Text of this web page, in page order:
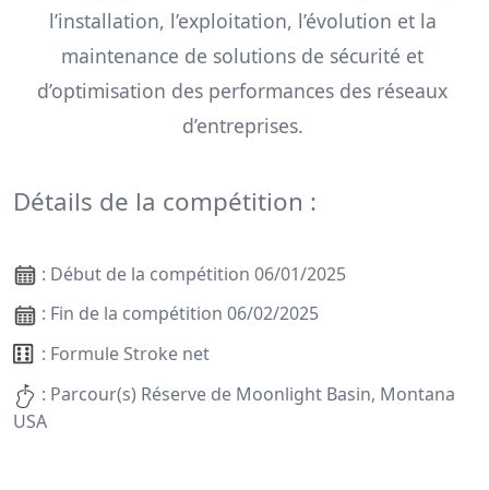
l’installation, l’exploitation, l’évolution et la
maintenance de solutions de sécurité et
d’optimisation des performances des réseaux
d’entreprises.
Détails de la compétition :
: Début de la compétition 06/01/2025
: Fin de la compétition 06/02/2025
: Formule Stroke net
: Parcour(s) Réserve de Moonlight Basin, Montana
USA